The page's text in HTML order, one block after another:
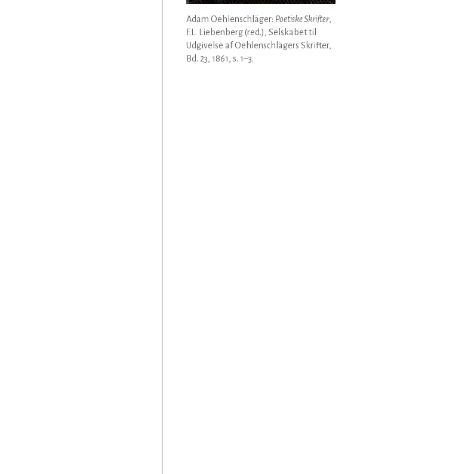
Adam Oehlenschläger: Poetiske Skrifter,
F.L. Liebenberg (red.), Selskabet til
Udgivelse af Oehlenschlägers Skrifter,
Bd. 23, 1861, s. 1–3.